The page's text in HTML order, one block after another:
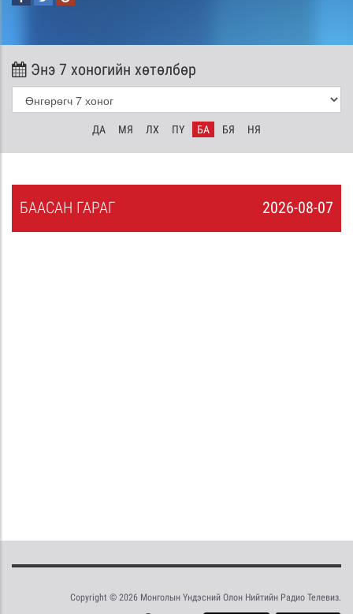
Энэ 7 хоногийн хөтөлбөр
ДА МЯ ЛХ ПҮ БА БЯ НЯ
2026-08-07
БААСАН ГАРАГ
Copyright © 2026 Монголын Үндэсний Олон Нийтийн Радио Телевиз.